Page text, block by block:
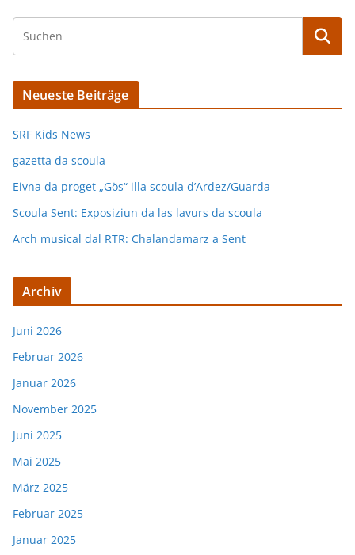
Neueste Beiträge
SRF Kids News
gazetta da scoula
Eivna da proget „Gös“ illa scoula d’Ardez/Guarda
Scoula Sent: Exposiziun da las lavurs da scoula
Arch musical dal RTR: Chalandamarz a Sent
Archiv
Juni 2026
Februar 2026
Januar 2026
November 2025
Juni 2025
Mai 2025
März 2025
Februar 2025
Januar 2025